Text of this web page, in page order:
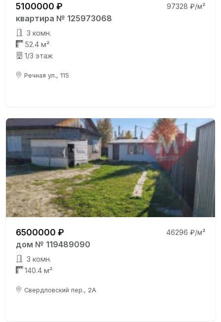
5100000 ₽ 97328 ₽/м²
квартира № 125973068
3 комн.
52.4 м²
1/3 этаж
Речная ул., 115
6500000 ₽ 46296 ₽/м²
дом № 119489090
3 комн.
140.4 м²
Свердловский пер., 2А